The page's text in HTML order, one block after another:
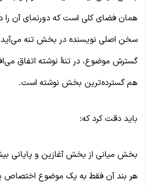
همان فضای کلی است که دورنمای آن را
سخن اصلی نویسنده در بخش تنه
گسترش موضوع، در تنهٔ نوشته اتفاق
هم گسترده‌ترین بخش نوشته است.
باید دقت کرد که:
بخش میانی از بخش آغازین و پایانی
هر بند آن فقط به یک موضوع اختصاص